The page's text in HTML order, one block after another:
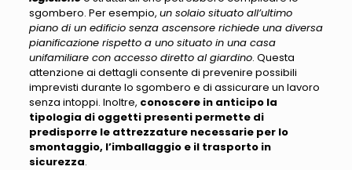
sgombero. Per esempio, un solaio situato all’ultimo
piano di un edificio senza ascensore richiede una diversa
pianificazione rispetto a uno situato in una casa
unifamiliare con accesso diretto al giardino. Questa
attenzione ai dettagli consente di prevenire possibili
imprevisti durante lo sgombero e di assicurare un lavoro
senza intoppi. Inoltre, conoscere in anticipo la
tipologia di oggetti presenti permette di
predisporre le attrezzature necessarie per lo
smontaggio, l’imballaggio e il trasporto in
sicurezza.